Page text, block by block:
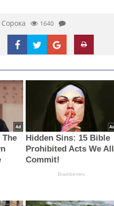
1640
Hidden Sins: 15 Bible
Prohibited Acts We All
Commit!
Brainberries